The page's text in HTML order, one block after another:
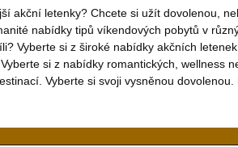
akční letenky? Chcete si užít dovolenou,
nabídky tipů víkendových pobytů v
Vyberte si z široké nabídky akčních
si z nabídky romantických, wellness
Vyberte si svoji vysněnou